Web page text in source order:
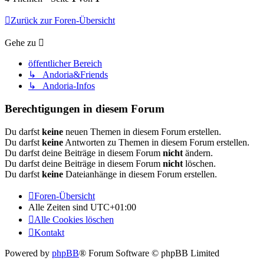
Zurück zur Foren-Übersicht
Gehe zu
öffentlicher Bereich
↳ Andoria&Friends
↳ Andoria-Infos
Berechtigungen in diesem Forum
Du darfst keine neuen Themen in diesem Forum erstellen.
Du darfst keine Antworten zu Themen in diesem Forum erstellen.
Du darfst deine Beiträge in diesem Forum nicht ändern.
Du darfst deine Beiträge in diesem Forum nicht löschen.
Du darfst keine Dateianhänge in diesem Forum erstellen.
Foren-Übersicht
Alle Zeiten sind UTC+01:00
Alle Cookies löschen
Kontakt
Powered by phpBB® Forum Software © phpBB Limited